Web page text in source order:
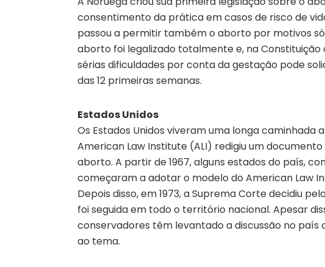
consentimento da prática em casos de risco de
passou a permitir também o aborto por motivos
aborto foi legalizado totalmente e, na
sérias dificuldades por conta da gestação pode
das 12 primeiras semanas.
Estados Unidos
Os Estados Unidos viveram uma longa caminhada
American Law Institute (ALI) redigiu um
aborto. A partir de 1967, alguns estados do país,
começaram a adotar o modelo do American Law
Depois disso, em 1973, a Suprema Corte decidiu
foi seguida em todo o território nacional. Apesar
conservadores têm levantado a discussão no país
ao tema.